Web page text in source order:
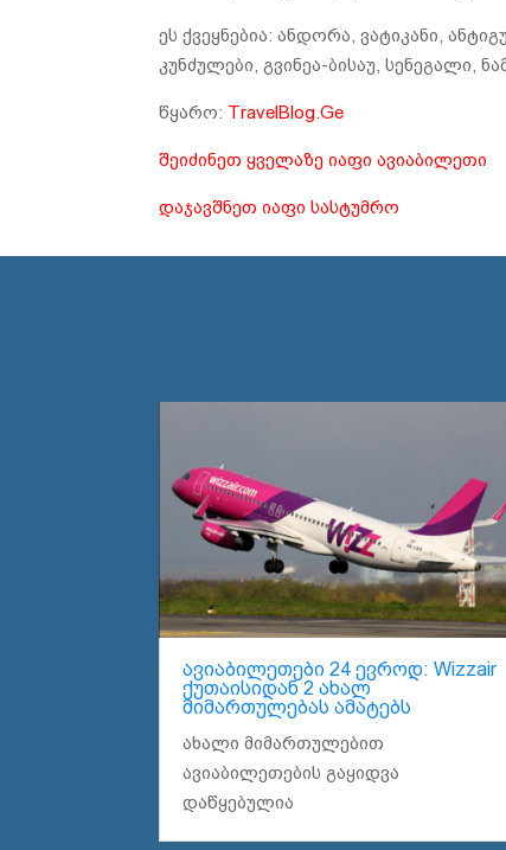
ეს ქვეყნებია: ანდორა, ვატიკანი,
კუნძულები, გვინეა-ბისაუ, სენეგალი,
წყარო: TravelBlog.Ge
შეიძინეთ ყველაზე იაფი ავიაბილეთი
დაჯავშნეთ იაფი სასტუმრო
ავიაბილეთები 24 ევროდ: Wizzair
ქუთაისიდან 2 ახალ
მიმართულებას ამატებს
ახალი მიმართულებით
ავიაბილეთების გაყიდვა
დაწყებულია